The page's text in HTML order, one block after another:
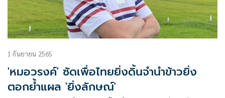
1 กันยายน 2565
'หมอวรงค์' ซัดเพื่อไทยยิ่งดิ้นจำนำข้าวยิ่ง
ตอกย้ำแผล 'ยิ่งลักษณ์'